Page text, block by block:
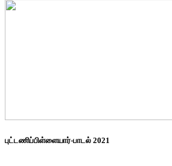
புட்டணிப்பிள்ளையார்-பாடல் 2021